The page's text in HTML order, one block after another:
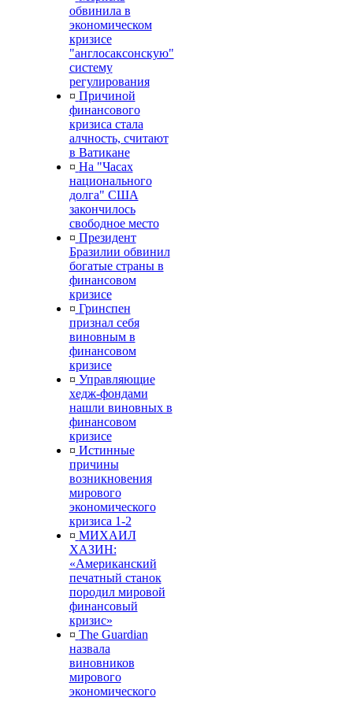
обвинила в
экономическом
кризисе
"англосаксонскую"
систему
регулирования
¤ Причиной
финансового
кризиса стала
алчность, считают
в Ватикане
¤ На "Часах
национального
долга" США
закончилось
свободное место
¤ Президент
Бразилии обвинил
богатые страны в
финансовом
кризисе
¤ Гринспен
признал себя
виновным в
финансовом
кризисе
¤ Управляющие
хедж-фондами
нашли виновных в
финансовом
кризисе
¤ Истинные
причины
возникновения
мирового
экономического
кризиса 1-2
¤ МИХАИЛ
ХАЗИН:
«Американский
печатный станок
породил мировой
финансовый
кризис»
¤ The Guardian
назвала
виновников
мирового
экономического